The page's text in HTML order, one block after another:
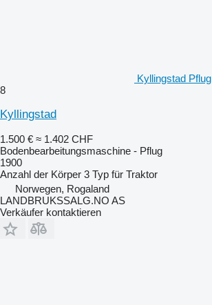
Kyllingstad Pflug
8
Kyllingstad
1.500 € ≈ 1.402 CHF
Bodenbearbeitungsmaschine - Pflug
1900
Anzahl der Körper 3 Typ für Traktor
Norwegen, Rogaland
LANDBRUKSSALG.NO AS
Verkäufer kontaktieren